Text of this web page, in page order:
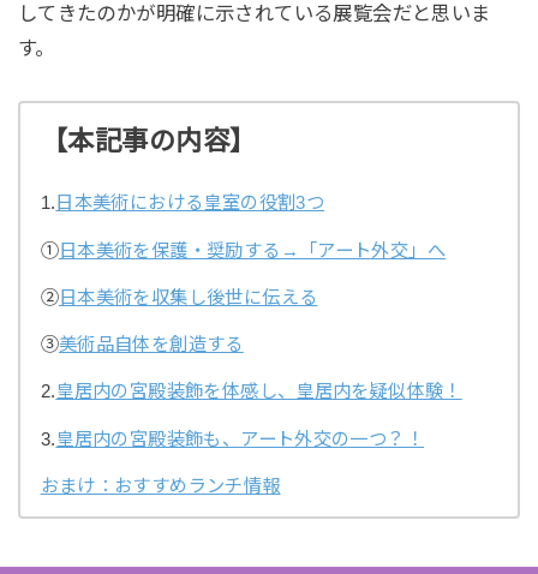
してきたのかが明確に示されている展覧会だと思いま
す。
【本記事の内容】
1. 日本美術における皇室の役割3つ
①日本美術を保護・奨励する→「アート外交」へ
②日本美術を収集し後世に伝える
③美術品自体を創造する
2.皇居内の宮殿装飾を体感し、皇居内を疑似体験！
3.皇居内の宮殿装飾も、アート外交の一つ？！
おまけ：おすすめランチ情報